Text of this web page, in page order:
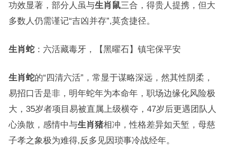
功效显著，部分人虽与生肖鼠三合，得贵人提携，但大
多数人仍需谨记“吉凶并存”,莫贪捷径。
生肖蛇：六活藏毒牙，【黑曜石】镇宅保平安
生肖蛇的“四清六活”，常显于谋略深远，然其性阴柔，
易招口舌是非，明年蛇年为本命年，职场边缘化风险极
大，35岁者项目易被直属上级横夺，47岁后更遇团队人
心涣散，感情中与生肖猪相冲，性格差异如天堑，母慈
子孝之象极为难得,反多见因琐事冷战经年。